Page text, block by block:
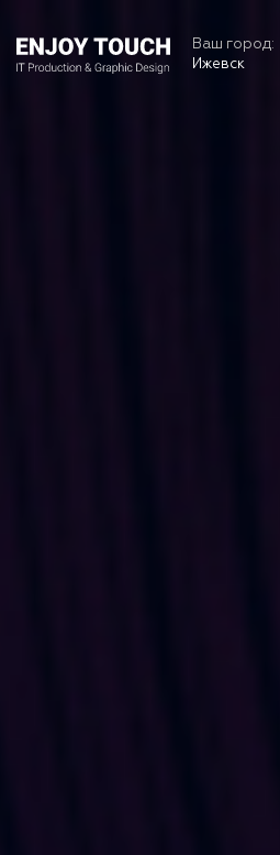
Ваш город:
Ижевск